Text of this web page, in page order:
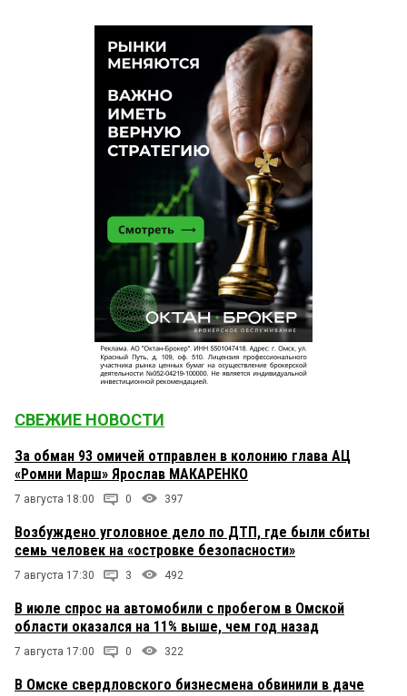
СВЕЖИЕ НОВОСТИ
За обман 93 омичей отправлен в колонию глава АЦ
«Ромни Марш» Ярослав МАКАРЕНКО
7 августа 18:00 0 397
Возбуждено уголовное дело по ДТП, где были сбиты
семь человек на «островке безопасности»
7 августа 17:30 3 492
В июле спрос на автомобили с пробегом в Омской
области оказался на 11% выше, чем год назад
7 августа 17:00 0 322
В Омске свердловского бизнесмена обвинили в даче